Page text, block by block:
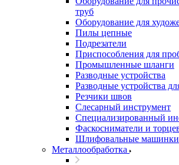
труб
Оборудование для
Пилы цепные
Подрезатели
Приспособления для
Промышленные шланги
Разводные устройства
Разводные устройства
Резчики швов
Слесарный инструмент
Специализированный
Фаскосниматели и
Шлифовальные машинки
Металлообработка